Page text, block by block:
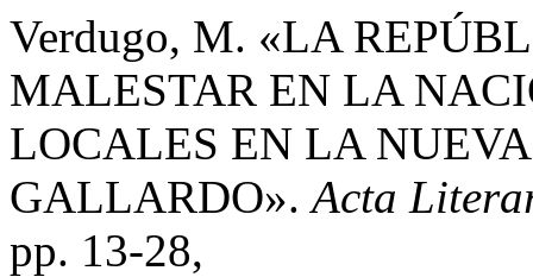
Verdugo, M. «LA
MALESTAR EN LA
LOCALES EN LA
GALLARDO».Acta
pp. 13-28,